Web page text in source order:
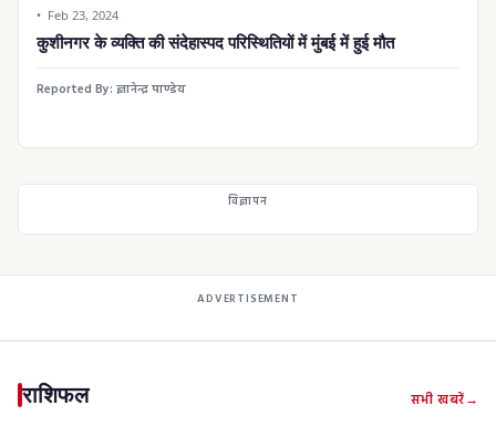
Feb 23, 2024
कुशीनगर के व्यक्ति की संदेहास्पद परिस्थितियों में मुंबई में हुई मौत
Reported By: ज्ञानेन्द्र पाण्डेय
विज्ञापन
ADVERTISEMENT
राशिफल सभी खबरें